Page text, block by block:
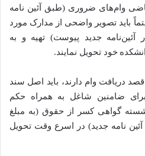
وام‌های ضروری (طبق آئین نامه
باید تصویر واضحی از مدارک مورد
آئین‌نامه جدید پیوست) تهیه و به
خود تحویل نمایند.
قصد دریافت وام دارند، باید اصل سند
ضامنین شاغل به همراه حکم
گواهی کسر از حقوق (به مبلغ
) (طبق آئین نامه جدید) در اسرع وقت تحویل